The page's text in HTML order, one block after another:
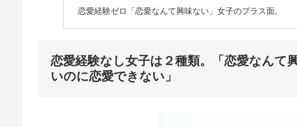
恋愛経験ゼロ「恋愛なんて興味ない」女子のプラス面。
恋愛経験なし女子は２種類。「恋愛なんて
いのに恋愛できない」